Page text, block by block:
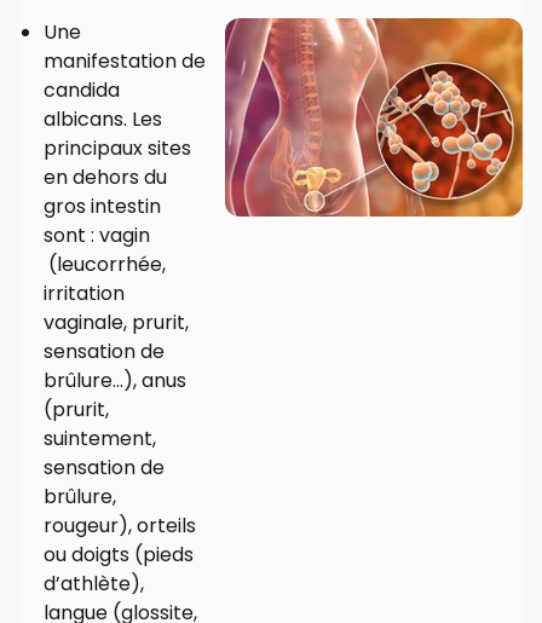
Une
manifestation de
candida
albicans. Les
principaux sites
en dehors du
gros intestin
sont : vagin
(leucorrhée,
irritation
vaginale, prurit,
sensation de
brûlure…), anus
(prurit,
suintement,
sensation de
brûlure,
rougeur), orteils
ou doigts (pieds
d’athlète),
langue (glossite,